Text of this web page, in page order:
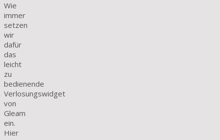
Wie
immer
setzen
wir
dafür
das
leicht
zu
bedienende
Verlosungswidget
von
Gleam
ein.
Hier